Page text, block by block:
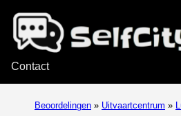
Contact
Beoordelingen » Uitvaartcentrum »